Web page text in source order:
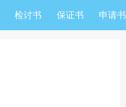
检讨书 保证书 申请书